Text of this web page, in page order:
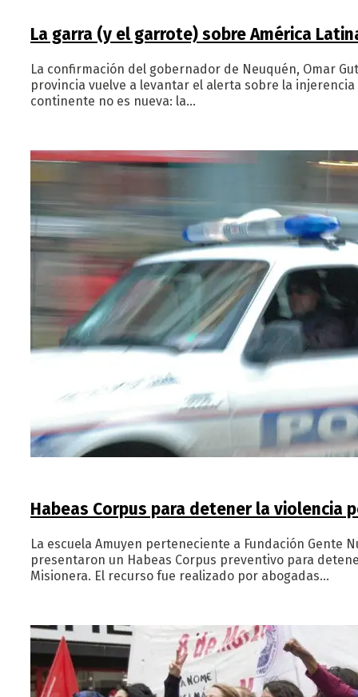
La garra (y el garrote) sobre América
La confirmación del gobernador de Neuquén, Omar
provincia vuelve a levantar el alerta sobre la
continente no es nueva: la…
Habeas Corpus para detener la violencia
La escuela Amuyen perteneciente a Fundación
presentaron un Habeas Corpus preventivo para
Misionera. El recurso fue realizado por abogadas…